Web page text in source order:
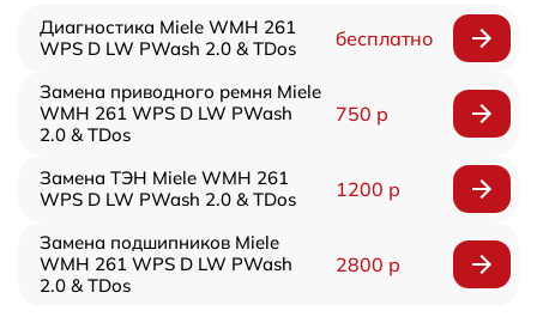
Диагностика Miele WMH 261
WPS D LW PWash 2.0 & TDos
бесплатно
Замена приводного ремня Miele
WMH 261 WPS D LW PWash
2.0 & TDos
750 р
Замена ТЭН Miele WMH 261
WPS D LW PWash 2.0 & TDos
1200 р
Замена подшипников Miele
WMH 261 WPS D LW PWash
2.0 & TDos
2800 р